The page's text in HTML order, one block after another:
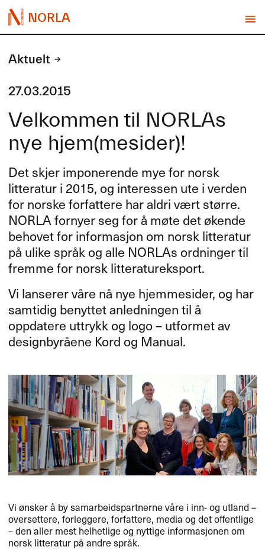
NORLA
Aktuelt
27.03.2015
Velkommen til NORLAs
nye hjem(mesider)!
Det skjer imponerende mye for norsk
litteratur i 2015, og interessen ute i verden
for norske forfattere har aldri vært større.
NORLAfornyer seg for å møte det økende
behovet for informasjon om norsk litteratur
på ulike språk og alle NORLAs ordninger til
fremme for norsk litteratureksport.
Vi lanserer våre nå nye hjemmesider, og har
samtidig benyttet anledningen til å
oppdatere uttrykk og logo – utformet av
designbyråene Kord og Manual.
Vi ønsker å by samarbeidspartnerne våre i inn- og utland –
oversettere, forleggere, forfattere, media og det offentlige
– den aller mest helhetlige og nyttige informasjonen om
norsk litteratur på andre språk.